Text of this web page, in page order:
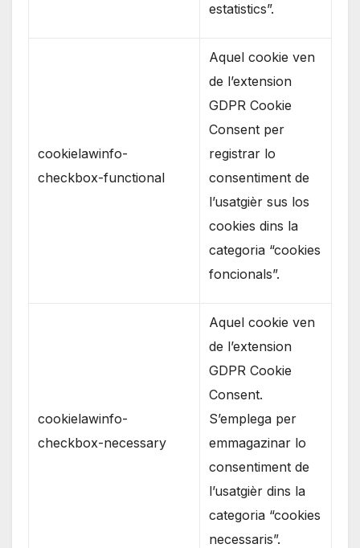
estatistics”.
cookielawinfo-
checkbox-functional
Aquel cookie ven
de l’extension
GDPR Cookie
Consent per
registrar lo
consentiment de
l’usatgièr sus los
cookies dins la
categoria “cookies
foncionals”.
cookielawinfo-
checkbox-necessary
Aquel cookie ven
de l’extension
GDPR Cookie
Consent.
S’emplega per
emmagazinar lo
consentiment de
l’usatgièr dins la
categoria “cookies
necessaris”.